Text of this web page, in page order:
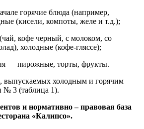
горячие блюда (например,
(кисели, компоты, желе и т.д.);
кофе черный, с молоком, со
холодные (кофе-гляссе);
— пирожные, торты, фрукты.
выпускаемых холодным и горячим
№ 3 (таблица 1).
и нормативно – правовая база
«Калипсо».